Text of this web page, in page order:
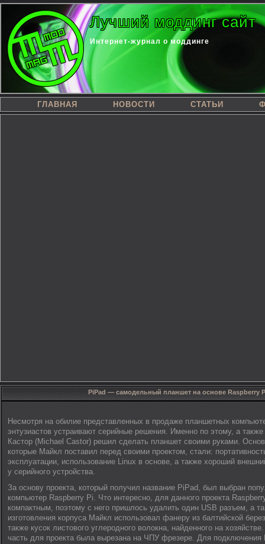
Лучший моддинг сайт
Интернет-журнал о моддинге
ГЛАВНАЯ НОВОСТИ СТАТЬИ
PiPad — самодельный планшет на основе Raspberry
Несмотря на обилие представленных в продаже планшетных
энтузиастов устраивают серийные решения. Именно по этому, а
Кастор (Michael Castor) решил сделать планшет своими руками.
которые Майкл поставил перед своими проектом, стали:
эксплуатации, использование Linux в основе, а также хороший
у серийного устройства.
За основу проекта, который получил название PiPad, был выбран
компьютер Raspberry Pi. Что интересно, для данного проекта
компактным, поэтому с него пришлось удалить один USB разъем, а
изготовления корпуса Майкл использовал фанеру из балтийской
также кусок листового углеродного волокна, найденного на
часть для проекта была вырезана на ЧПУ фрезере. Для подключения